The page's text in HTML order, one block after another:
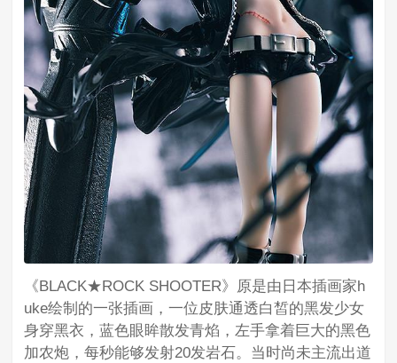
《BLACK★ROCK SHOOTER》原是由日本插画家h
uke绘制的一张插画，一位皮肤通透白皙的黑发少女
身穿黑衣，蓝色眼眸散发青焰，左手拿着巨大的黑色
加农炮，每秒能够发射20发岩石。当时尚未主流出道